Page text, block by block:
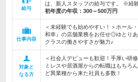
給与
は、新人スタッフの給与です。 ※経
初年度の年収： 300～500万円
仕事内容
＜未経験でも始めやすい！＞ホール
和幸』の店舗業務をお任せ◎ゆとり
クラスの働きやすさが魅力♪
対象と
なる方
＜社会人デビューも歓迎！手厚い研
ミレスや居酒屋からの転職はもちろ
ど異業種から来た社員も多数！